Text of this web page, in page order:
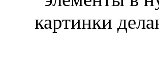
картинки